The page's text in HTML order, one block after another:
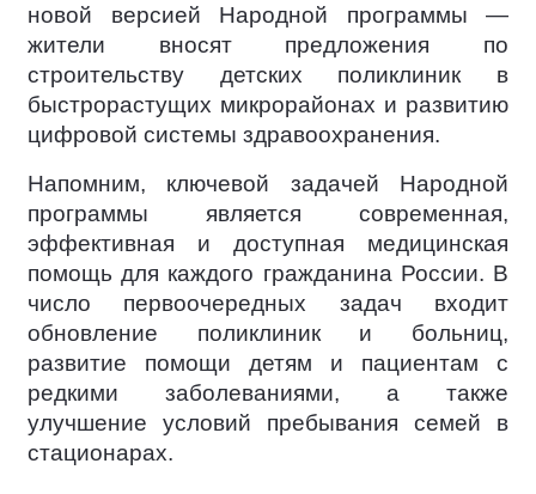
новой версией Народной программы —
жители вносят предложения по
строительству детских поликлиник в
быстрорастущих микрорайонах и развитию
цифровой системы здравоохранения.
Напомним, ключевой задачей Народной
программы является современная,
эффективная и доступная медицинская
помощь для каждого гражданина России. В
число первоочередных задач входит
обновление поликлиник и больниц,
развитие помощи детям и пациентам с
редкими заболеваниями, а также
улучшение условий пребывания семей в
стационарах.